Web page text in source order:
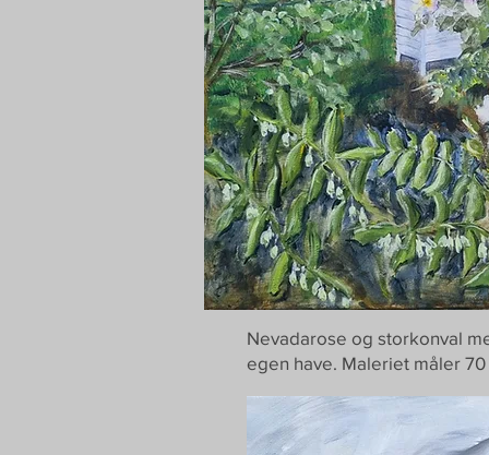
Nevadarose og storkonval
egen have. Maleriet måler 70